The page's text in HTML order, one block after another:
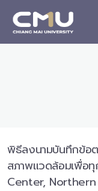
พิธีลงนามบันทึกข้อ
สภาพแวดล้อมเพื่อ
Center,